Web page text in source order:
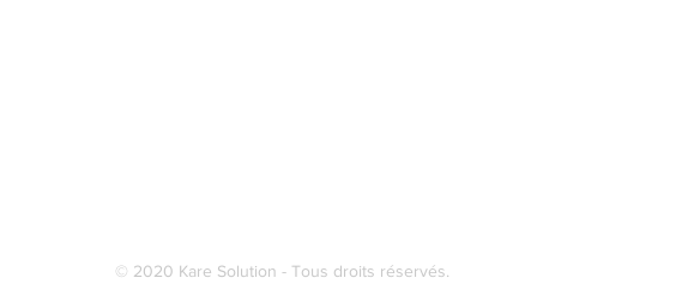
© 2020 Kare Solution - Tous droits réservés.